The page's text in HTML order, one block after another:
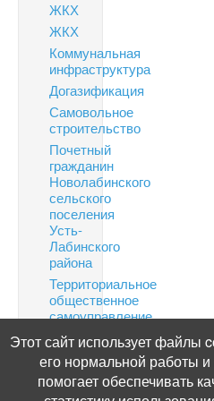
ЖКХ
ЖКХ
Коммунальная
инфраструктура
Догазификация
Самовольное
строительство
Почетный
гражданин
Новолабинского
сельского
поселения
Усть-
Лабинского
района
Территориальное
общественное
самоуправление
Финансовая
грамотность
Информация
по
Этот сайт использует файлы
его нормальной работы
помогает обеспечивать